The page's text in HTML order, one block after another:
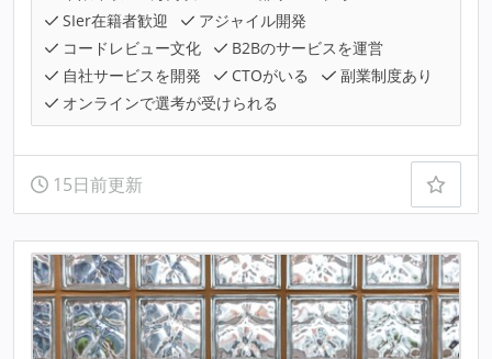
SIer在籍者歓迎
アジャイル開発
コードレビュー文化
B2Bのサービスを運営
自社サービスを開発
CTOがいる
副業制度あり
オンラインで選考が受けられる
15日前更新